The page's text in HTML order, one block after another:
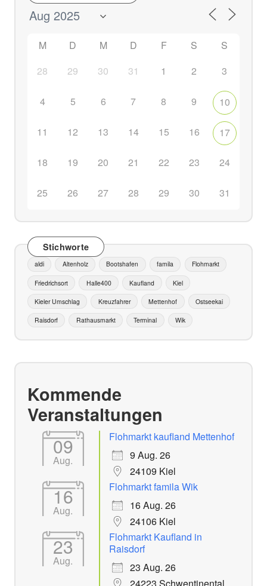
M D M D F S
S
28
29 30 31 1 2 3
4 5 6 7 8 9 10
11 12 13 14 15 16 17
18 19 20 21 22 23 24
25 26 27 28 29 30 31
Stichworte
aldi Altenholz Bootshafen famila Flohmarkt
Friedrichsort Halle400 Kaufland Kiel
Kieler Umschlag Kreuzfahrer Mettenhof Ostseekai
Raisdorf Rathausmarkt Terminal Wik
Kommende
Veranstaltungen
09
Aug.
Flohmarkt kaufland Mettenhof
9 Aug. 26
24109 Kiel
16
Aug.
Flohmarkt famila Wik
16 Aug. 26
24106 Kiel
23
Aug.
Flohmarkt Kaufland in
Raisdorf
23 Aug. 26